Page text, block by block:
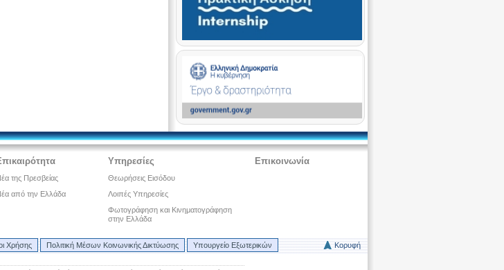
της Πρεσβείας
από την Ελλάδα
Υπηρεσίες
Θεωρήσεις Εισόδου
Λοιπές Υπηρεσίες
Φωτογράφηση και Κινηματογράφηση
στην Ελλάδα
Επικοινωνία
Χρήσης Πολιτική Μέσων Κοινωνικής Δικτύωσης Υπουργείο Εξωτερικών Κορυφή